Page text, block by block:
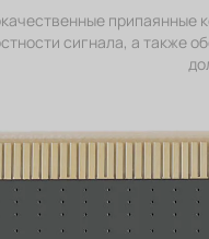
припаянные
сигнала, а также